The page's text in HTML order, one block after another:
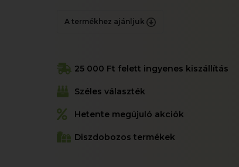
A termékhez ajánljuk
25 000 Ft felett ingyenes kiszállítás
Széles választék
Hetente megújuló akciók
Diszdobozos termékek